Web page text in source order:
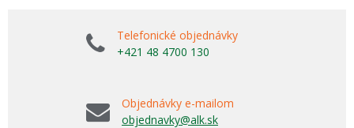
Telefonické objednávky
+421 48 4700 130
Objednávky e-mailom
objednavky@alk.sk